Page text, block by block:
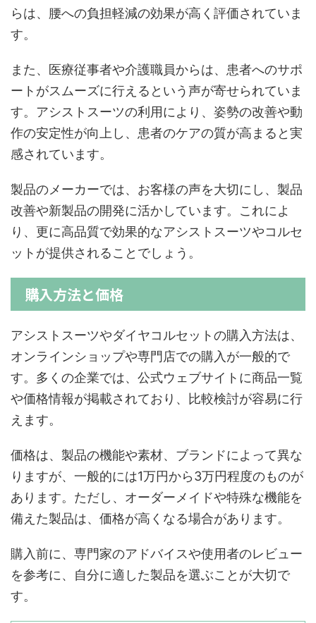
らは、腰への負担軽減の効果が高く評価されていま
す。
また、医療従事者や介護職員からは、患者へのサポ
ートがスムーズに行えるという声が寄せられていま
す。アシストスーツの利用により、姿勢の改善や動
作の安定性が向上し、患者のケアの質が高まると実
感されています。
製品のメーカーでは、お客様の声を大切にし、製品
改善や新製品の開発に活かしています。これによ
り、更に高品質で効果的なアシストスーツやコルセ
ットが提供されることでしょう。
購入方法と価格
アシストスーツやダイヤコルセットの購入方法は、
オンラインショップや専門店での購入が一般的で
す。多くの企業では、公式ウェブサイトに商品一覧
や価格情報が掲載されており、比較検討が容易に行
えます。
価格は、製品の機能や素材、ブランドによって異な
りますが、一般的には1万円から3万円程度のものが
あります。ただし、オーダーメイドや特殊な機能を
備えた製品は、価格が高くなる場合があります。
購入前に、専門家のアドバイスや使用者のレビュー
を参考に、自分に適した製品を選ぶことが大切で
す。